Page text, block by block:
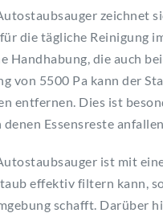
zeichnet
die tägliche Reinigung
Handhabung, die auch
von 5500 Pa kann der
entfernen. Dies ist
Essensreste
ist mit
effektiv filtern kann,
schafft. Darüber